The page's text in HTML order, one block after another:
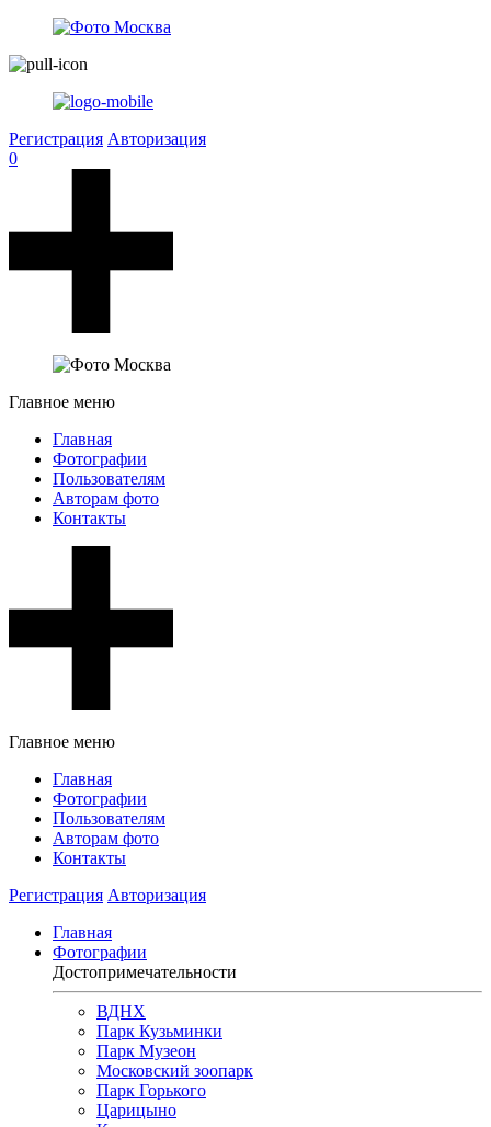
Регистрация Авторизация
0
Главное меню
Главная
Фотографии
Пользователям
Авторам фото
Контакты
Главное меню
Главная
Фотографии
Пользователям
Авторам фото
Контакты
Регистрация Авторизация
Главная
Фотографии
Достопримечательности
ВДНХ
Парк Кузьминки
Парк Музеон
Московский зоопарк
Парк Горького
Царицыно